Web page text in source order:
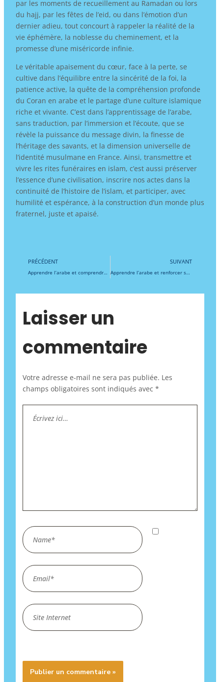
par les moments de recueillement au Ramadan ou lors
du hajj, par les fêtes de l’eid, ou dans l’émotion d’un
dernier adieu, tout concourt à rappeler la réalité de la
vie éphémère, la noblesse du cheminement, et la
promesse d’une miséricorde infinie.
Le véritable apaisement du cœur, face à la perte, se
cultive dans l’équilibre entre la sincérité de la foi, la
patience active, la quête de la compréhension profonde
du Coran en arabe et le partage d’une culture islamique
riche et vivante. C’est dans l’apprentissage de l’arabe,
sans traduction, par l’immersion et l’écoute, que se
révèle la puissance du message divin, la finesse de
l’héritage des savants, et la dimension universelle de
l’identité musulmane en France. Ainsi, transmettre et
vivre les rites funéraires en islam, c’est aussi préserver
l’essence d’une civilisation, inscrire nos actes dans la
continuité de l’histoire de l’islam, et participer, avec
humilité et espérance, à la construction d’un monde plus
fraternel, juste et apaisé.
Précédent
PRÉCÉDENT
Apprendre l’arabe et comprendre les rites funéraires en islam en France : spiritualité, démarches pratiques et immersion dans la tradition musulmane
SUIVANT
Apprendre l’arabe et renforcer sa foi : Conseils pratiques pour surmonter les crises personnelles grâce à l’immersion coranique, la spiritualité islamique et la force de la communauté
Laisser un
commentaire
Votre adresse e-mail ne sera pas publiée. Les
champs obligatoires sont indiqués avec *
ici…
Name*
Email*
Site
Internet